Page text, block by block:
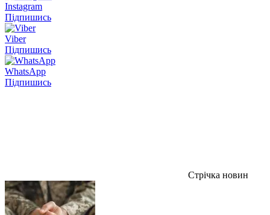
Instagram
Підпишись
Viber
Підпишись
WhatsApp
Підпишись
Стрічка новин